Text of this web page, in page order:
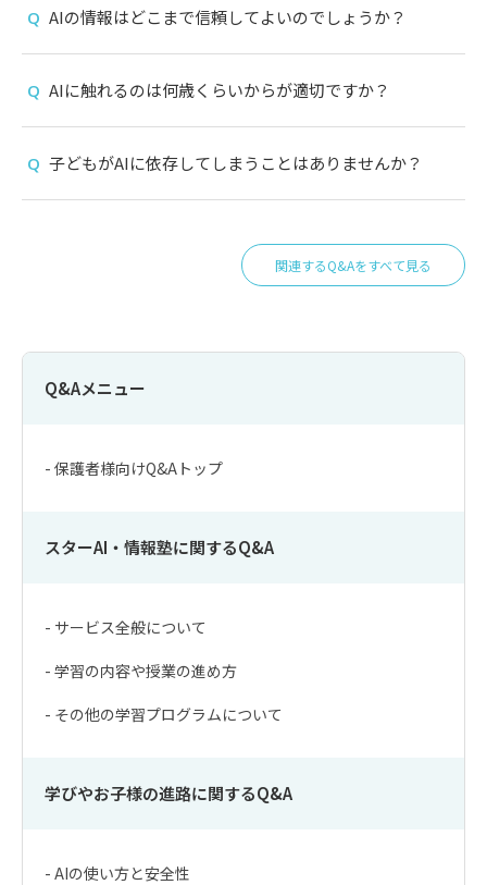
AIの情報はどこまで信頼してよいのでしょうか？
AIに触れるのは何歳くらいからが適切ですか？
子どもがAIに依存してしまうことはありませんか？
関連するQ&Aをすべて見る
Q&Aメニュー
- 保護者様向けQ&Aトップ
スターAI・情報塾に関するQ&A
- サービス全般について
- 学習の内容や授業の進め方
- その他の学習プログラムについて
学びやお子様の進路に関するQ&A
- AIの使い方と安全性